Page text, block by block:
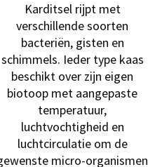
Karditsel rijpt met
verschillende soorten
bacteriën, gisten en
schimmels. Ieder type kaas
beschikt over zijn eigen
biotoop met aangepaste
temperatuur,
luchtvochtigheid en
luchtcirculatie om de
micro-organismen